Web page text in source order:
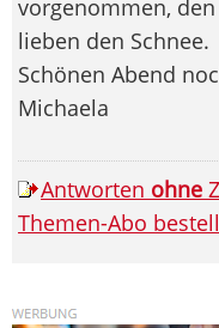
vorgenommen,
lieben den Schnee.
Schönen Abend
Michaela
Antworten ohne
Themen-Abo